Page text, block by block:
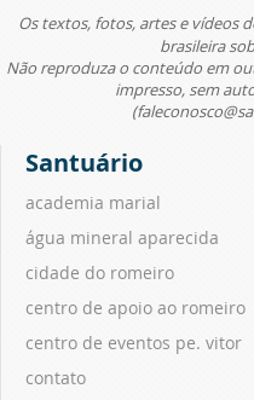
Os textos, fotos, artes e vídeos
brasileira
Não reproduza o conteúdo em
impresso, sem
Santuário
academia marial
água mineral aparecida
cidade do romeiro
centro de apoio ao romeiro
centro de eventos pe. vitor
contato